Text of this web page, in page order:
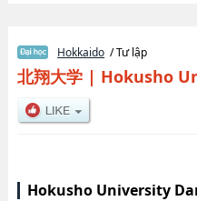
Hokkaido / Tư lập
北翔大学| Hokusho
Hokusho University